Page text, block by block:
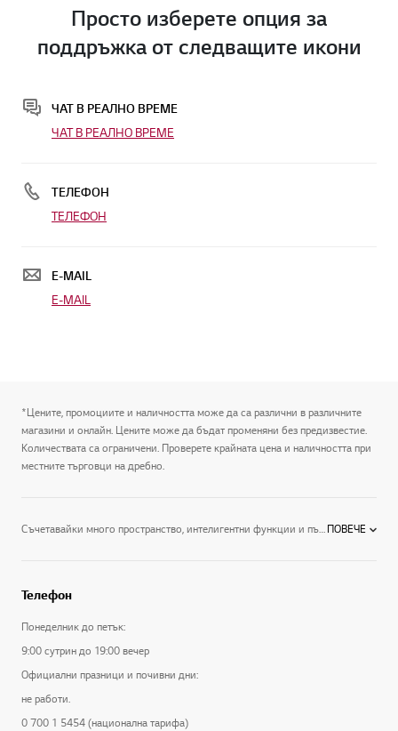
Просто изберете опция за
поддръжка от следващите икони
ЧАТ В РЕАЛНО ВРЕМЕ
ЧАТ В РЕАЛНО ВРЕМЕ
ТЕЛЕФОН
ТЕЛЕФОН
E-MAIL
E-MAIL
*Цените, промоциите и наличността може да са различни в различните
магазини и онлайн. Цените може да бъдат променяни без предизвестие.
Количествата са ограничени. Проверете крайната цена и наличността при
местните търговци на дребно.
Съчетавайки много пространство, интелигентни функции и първокласен стил, хладилниците на LG са оборудвани с последните иновации и се доставят в най-различни стилове, включително:Хладилници с фризер тип Side-by-Side: Един от най-популярните ни стилове, тези хладилници разполагат с най-новите технологии на LG за охлаждане и освежаване, удобно съхранение и външен вид, който подобрява всяка една кухня. Освен това можете да виждате всички хранителни продукти с един поглед.Хладилници с горен фризер: Разполагат с усъвършенствани функции за освежаване и стилен външен вид – от горе до долу! Вие ще се насладите на обширно място за съхранение и удобство, плюс неизменно модерен стил, който подобрява интериора на всяка една кухня.Хладилници с долен фризер: При този стил, хладилникът е на нивото на очите – точно там, където ви трябва.Хладилници Door-in-DoorTM: Иновативната технология за съхранение на LG осигурява незабавен достъп до любимите ви храни и намалява загубата на студен въздух с 47%. Можете да влезете и излезете бързо, благодарение на лесния достъп до напитки и леки закуски с технологията Door-in-Door.LG разполага с идеалния хладилник за вашия дом, вашия живот и вашия стил. Вие не само можете да избирате от няколко типа иновативни хладилници, но и получавате всички най-нови функции като изключителната технология Линеен компресор на LG, която осигурява оптимално охлаждане, работна ефективности и надеждност. Намерете своя хладилник днес и не забравяйте да разгледате всичките наши елегантни домашни и кухненски уреди, включително уреди за готвене, микровълнови фурни, миялни машини и много повече. Вземете производителността, стила и енергийната ефективност, които са ви необходими, за да създадете дома, който винаги сте желали.ПОВЕЧЕ
Телефон
Понеделник до петък:
9:00 сутрин до 19:00 вечер
Официални празници и почивни дни:
не работи.
0 700 1 5454 (национална тарифа)